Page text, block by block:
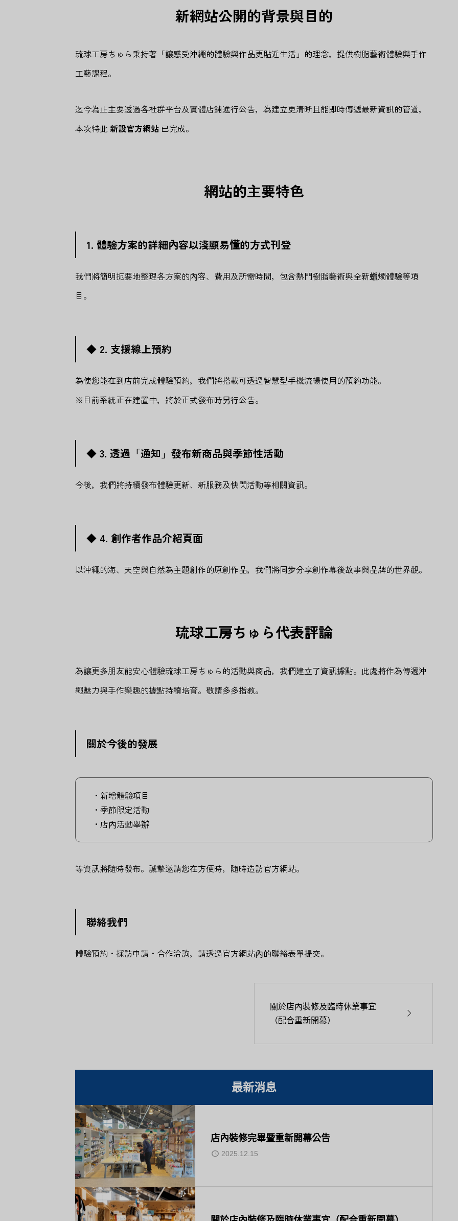
新網站公開的背景與目的
琉球工房ちゅら秉持著「讓感受沖繩的體驗與作品更貼近生活」的理念，提供樹脂藝術體驗與手作
工藝課程。
迄今為止主要透過各社群平台及實體店鋪進行公告，為建立更清晰且能即時傳遞最新資訊的管道，
本次特此 新設官方網站 已完成。
網站的主要特色
1. 體驗方案的詳細內容以淺顯易懂的方式刊登
我們將簡明扼要地整理各方案的內容、費用及所需時間，包含熱門樹脂藝術與全新蠟燭體驗等項
目。
◆ 2. 支援線上預約
為使您能在到店前完成體驗預約，我們將搭載可透過智慧型手機流暢使用的預約功能。
※目前系統正在建置中，將於正式發布時另行公告。
◆ 3. 透過「通知」發布新商品與季節性活動
今後，我們將持續發布體驗更新、新服務及快閃活動等相關資訊。
◆ 4. 創作者作品介紹頁面
以沖繩的海、天空與自然為主題創作的原創作品，我們將同步分享創作幕後故事與品牌的世界觀。
琉球工房ちゅら代表評論
為讓更多朋友能安心體驗琉球工房ちゅら的活動與商品，我們建立了資訊據點。此處將作為傳遞沖
繩魅力與手作樂趣的據點持續培育。敬請多多指教。
關於今後的發展
・新增體驗項目
・季節限定活動
・店內活動舉辦
等資訊將隨時發布。誠摯邀請您在方便時，隨時造訪官方網站。
聯絡我們
體驗預約・採訪申請・合作洽詢，請透過官方網站內的聯絡表單提交。
關於店內裝修及臨時休業事宜
（配合重新開幕）

最新消息
店內裝修完畢暨重新開幕公告
2025.12.15